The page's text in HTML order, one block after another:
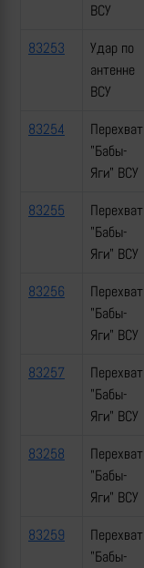
ВСУ
83253
Удар по
антенне
ВСУ
83254
Перехват
"Бабы-
Яги" ВСУ
83255
Перехват
"Бабы-
Яги" ВСУ
83256
Перехват
"Бабы-
Яги" ВСУ
83257
Перехват
"Бабы-
Яги" ВСУ
83258
Перехват
"Бабы-
Яги" ВСУ
83259
Перехват
"Бабы-